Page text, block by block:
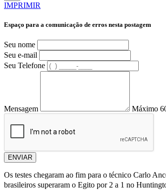
IMPRIMIR
Espaço para a comunicação de erros nesta postagem
Seu nome
Seu e-mail
Seu Telefone
Mensagem Máximo
ENVIAR
Os testes chegaram ao fim para o técnico Carlo
brasileiros superaram o Egito por 2 a 1 no